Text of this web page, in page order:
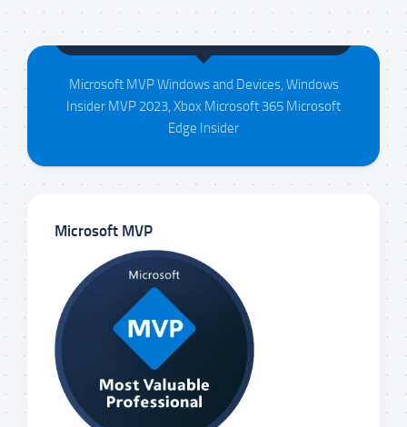
Maison da Silva
Microsoft MVP Windows and Devices, Windows
Insider MVP 2023, Xbox Microsoft 365 Microsoft
Edge Insider
Microsoft MVP